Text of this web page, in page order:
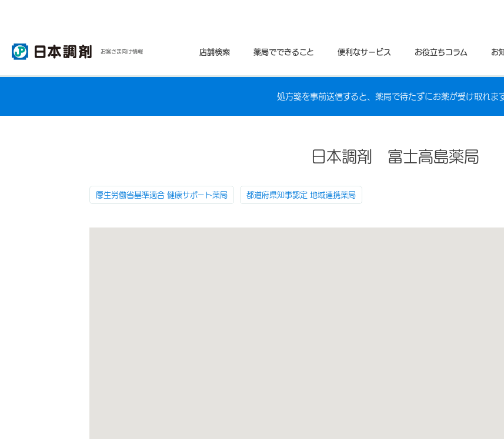
お客さま向け情報 店舗検索 薬局でできること 便利なサービス お役立ちコラム お
処方箋を事前送信すると、薬局で待たずにお薬が受け取れます
日本調剤 富士高島薬局
厚生労働省基準適合 健康サポート薬局 都道府県知事認定 地域連携薬局